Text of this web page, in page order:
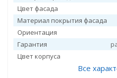
Цвет фасада
Материал покрытия фасада
Ориентация
Гарантия
Цвет корпуса
Все